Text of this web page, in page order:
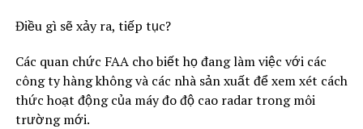
Điều gì sẽ xảy ra, tiếp tục?
Các quan chức FAA cho biết họ đang làm việc với các
công ty hàng không và các nhà sản xuất để xem xét cách
thức hoạt động của máy đo độ cao radar trong môi
trường mới.